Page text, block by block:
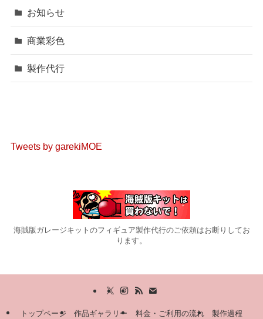
お知らせ
商業彩色
製作代行
Tweets by garekiMOE
海賊版ガレージキットのフィギュア製作代行のご依頼はお断りしてお
ります。
トップページ 作品ギャラリー 料金・ご利用の流れ 製作過程